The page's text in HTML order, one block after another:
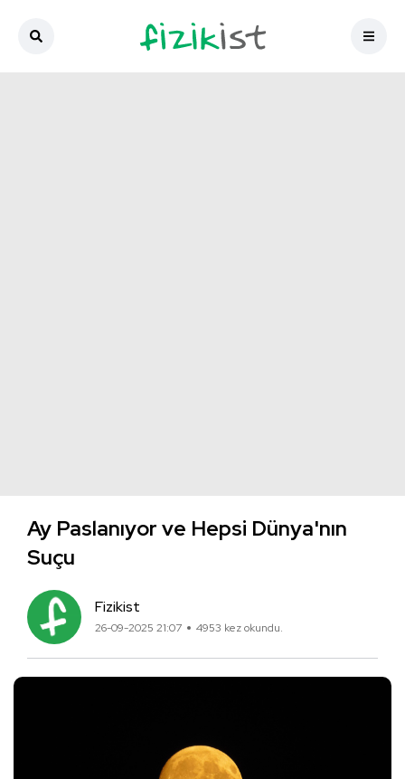
Ay Paslanıyor ve Hepsi Dünya'nın
Suçu
Fizikist
26-09-2025 21:07 4953 kez okundu.